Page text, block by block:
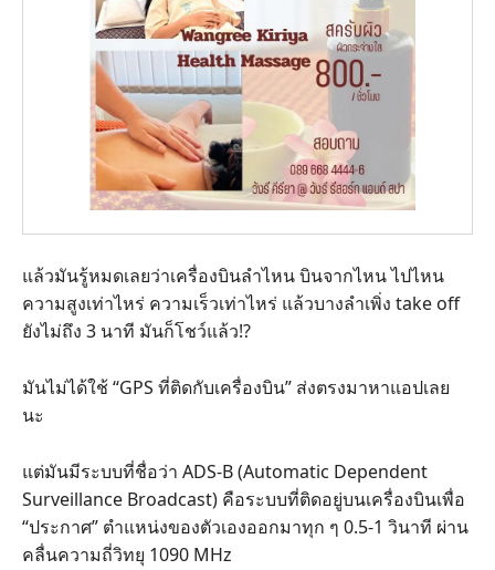
แล้วมันรู้หมดเลยว่าเครื่องบินลำไหน บินจากไหน ไปไหน
ความสูงเท่าไหร่ ความเร็วเท่าไหร่ แล้วบางลำเพิ่ง take off
ยังไม่ถึง 3 นาที มันก็โชว์แล้ว!?
มันไม่ได้ใช้ “GPS ที่ติดกับเครื่องบิน” ส่งตรงมาหาแอปเลย
นะ
แต่มันมีระบบที่ชื่อว่า ADS-B (Automatic Dependent
Surveillance Broadcast) คือระบบที่ติดอยู่บนเครื่องบินเพื่อ
“ประกาศ” ตำแหน่งของตัวเองออกมาทุก ๆ 0.5-1 วินาที ผ่าน
คลื่นความถี่วิทยุ 1090 MHz